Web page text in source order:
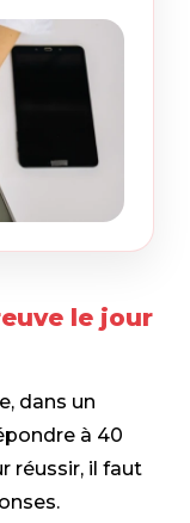
le jour
dans un
à 40
réussir, il faut